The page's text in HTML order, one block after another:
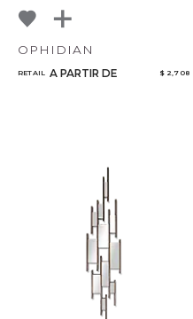
OPHIDIAN
RETAIL A PARTIR DE $ 2,708